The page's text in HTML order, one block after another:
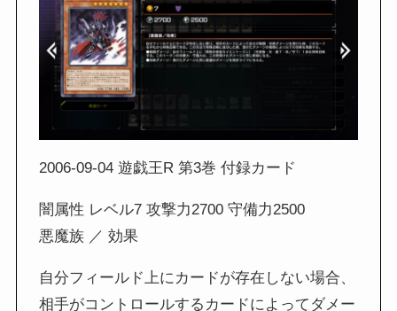
2006-09-04 遊戯王R 第3巻 付録カード
闇属性 レベル7 攻撃力2700 守備力2500
悪魔族 ／ 効果
自分フィールド上にカードが存在しない場合、
相手がコントロールするカードによってダメー